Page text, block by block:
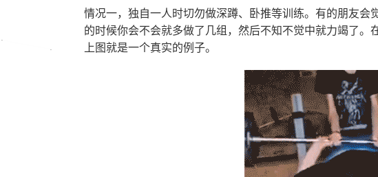
情况一，独自一人时切勿做深蹲、卧推等训练。有的朋友
的时候你会不会就多做了几组，然后不知不觉中就力竭了
上图就是一个真实的例子。